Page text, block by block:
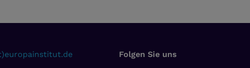
Folgen Sie uns